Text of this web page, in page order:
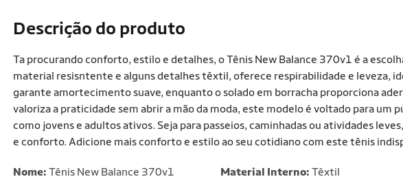
Descrição do produto
Ta procurando conforto, estilo e detalhes, o Tênis New Balance 370v1 é a
material resisntente e alguns detalhes têxtil, oferece respirabilidade e leveza,
garante amortecimento suave, enquanto o solado em borracha proporciona
valoriza a praticidade sem abrir a mão da moda, este modelo é voltado para um
como jovens e adultos ativos. Seja para passeios, caminhadas ou atividades
e conforto. Adicione mais conforto e estilo ao seu cotidiano com este tênis
Nome: Tênis New Balance 370v1
Material Interno: Têxtil